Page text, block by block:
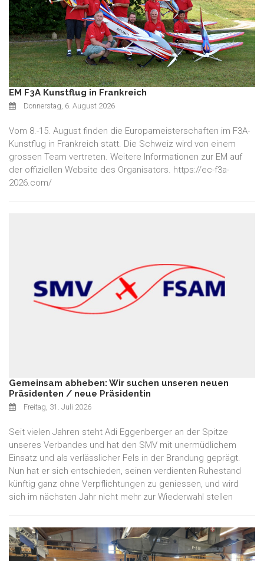
EM F3A Kunstflug in Frankreich
Donnerstag, 6. August 2026
Vom 8.-15. August finden die Europameisterschaften im F3A-
Kunstflug in Frankreich statt. Die Schweiz wird von einem
grossen Team vertreten. Weitere Informationen zur EM auf
der offiziellen Website des Organisators. https://ec-f3a-
2026.com/
Gemeinsam abheben: Wir suchen unseren neuen
Präsidenten / neue Präsidentin
Freitag, 31. Juli 2026
Seit vielen Jahren steht Adi Eggenberger an der Spitze
unseres Verbandes und hat den SMV mit unermüdlichem
Einsatz und als verlässlicher Fels in der Brandung geprägt.
Nun hat er sich entschieden, seinen verdienten Ruhestand
künftig ganz ohne Verpflichtungen zu geniessen, und wird
sich im nächsten Jahr nicht mehr zur Wiederwahl stellen